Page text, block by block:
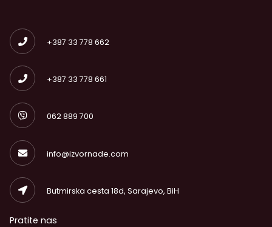
+387 33 778 662
+387 33 778 661
062 889 700
info@izvornade.com
Butmirska cesta 18d, Sarajevo, BiH
Pratite nas